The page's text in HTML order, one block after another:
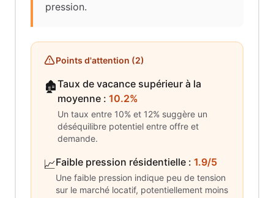
pression.
Points d'attention (2)
🏚️Taux de vacance supérieur à la
moyenne : 10.2%
Un taux entre 10% et 12% suggère un
déséquilibre potentiel entre offre et
demande.
📈Faible pression résidentielle : 1.9/5
Une faible pression indique peu de tension
sur le marché locatif, potentiellement moins